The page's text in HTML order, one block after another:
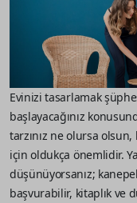
Evinizi tasarlamak
başlayacağınız
tarzınız ne olursa
için oldukça önemlidir.
düşünüyorsanız;
başvurabilir, kitaplık ve